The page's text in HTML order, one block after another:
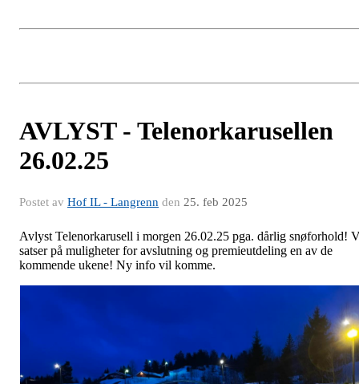
AVLYST - Telenorkarusellen
26.02.25
Postet av Hof IL - Langrenn den 25. feb 2025
Avlyst Telenorkarusell i morgen 26.02.25 pga. dårlig snøforhold!
satser på muligheter for avslutning og premieutdeling en av de
kommende ukene! Ny info vil komme.